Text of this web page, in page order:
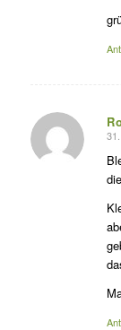
s
agte: